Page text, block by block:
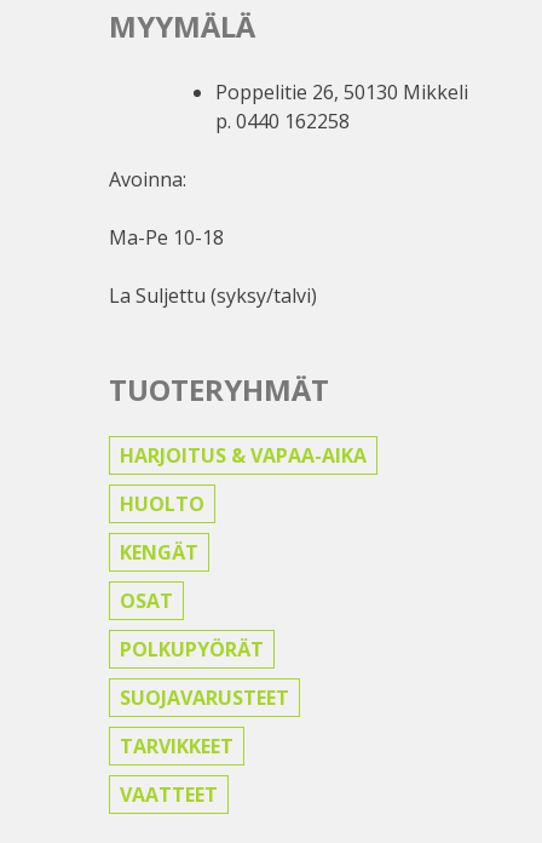
MYYMÄLÄ
Poppelitie 26, 50130 Mikkeli
p. 0440 162258
Avoinna:
Ma-Pe 10-18
La Suljettu (syksy/talvi)
TUOTERYHMÄT
HARJOITUS & VAPAA-AIKA
HUOLTO
KENGÄT
OSAT
POLKUPYÖRÄT
SUOJAVARUSTEET
TARVIKKEET
VAATTEET